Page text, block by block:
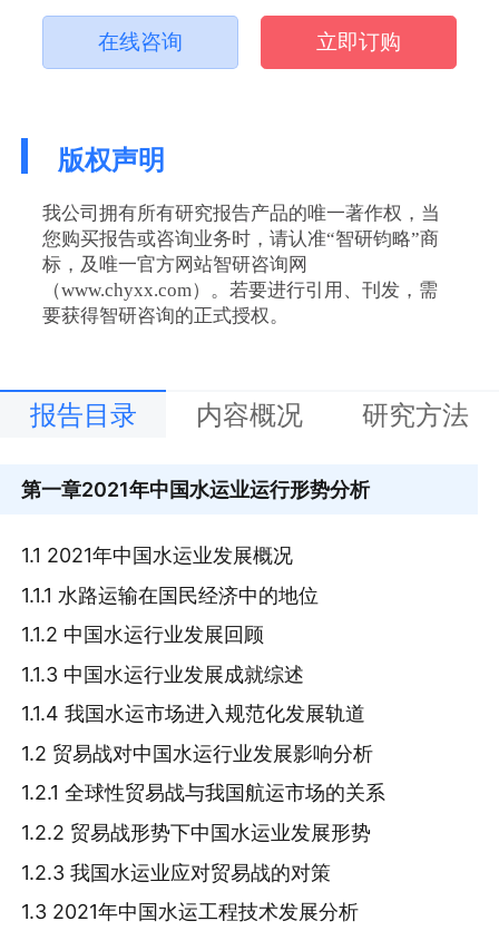
在线咨询 立即订购
版权声明
我公司拥有所有研究报告产品的唯一著作权，当
您购买报告或咨询业务时，请认准“智研钧略”商
标，及唯一官方网站智研咨询网
（www.chyxx.com）。若要进行引用、刊发，需
要获得智研咨询的正式授权。
报告目录 内容概况 研究方法
第一章2021年中国水运业运行形势分析
1.1 2021年中国水运业发展概况
1.1.1 水路运输在国民经济中的地位
1.1.2 中国水运行业发展回顾
1.1.3 中国水运行业发展成就综述
1.1.4 我国水运市场进入规范化发展轨道
1.2 贸易战对中国水运行业发展影响分析
1.2.1 全球性贸易战与我国航运市场的关系
1.2.2 贸易战形势下中国水运业发展形势
1.2.3 我国水运业应对贸易战的对策
1.3 2021年中国水运工程技术发展分析